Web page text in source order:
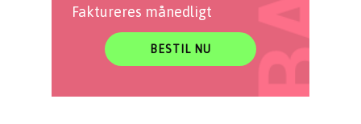
Faktureres månedligt
BESTIL NU